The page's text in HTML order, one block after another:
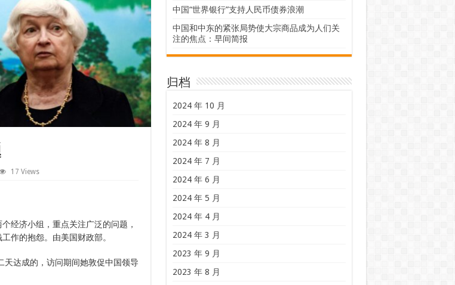
17 Views
经济小组，重点关注广泛的问题，
作的抱怨。由美国财政部。
天达成的，访问期间她敦促中国领导
中国“世界银行”支持人民币债券浪潮
中国和中东的紧张局势使大宗商品成为人们关
注的焦点：早间简报
归档
2024 年 10 月
2024 年 9 月
2024 年 8 月
2024 年 7 月
2024 年 6 月
2024 年 5 月
2024 年 4 月
2024 年 3 月
2023 年 9 月
2023 年 8 月